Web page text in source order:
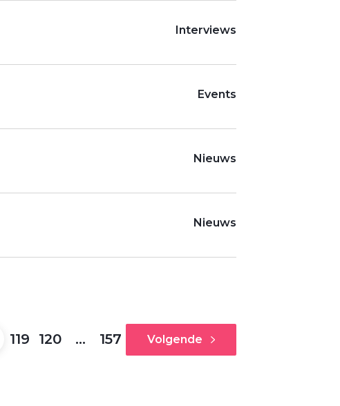
Interviews
Events
Nieuws
Nieuws
119 120 … 157 Volgende